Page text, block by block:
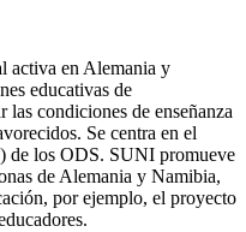
activa en Alemania y
educativas de
condiciones de enseñanza
Se centra en el
de los ODS. SUNI promueve
de Alemania y Namibia,
por ejemplo, el proyecto